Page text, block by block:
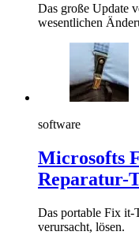
Das große Update
wesentlichen
software
Microsofts
Reparatur-
Das portable Fix it-
verursacht, lösen.